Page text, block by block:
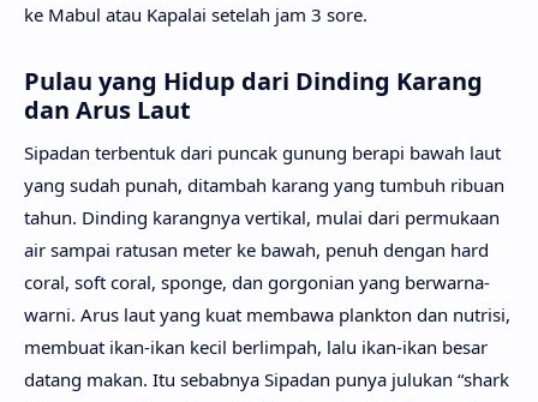
ke Mabul atau Kapalai setelah jam 3 sore.
Pulau yang Hidup dari Dinding Karang
dan Arus Laut
Sipadan terbentuk dari puncak gunung berapi bawah laut
yang sudah punah, ditambah karang yang tumbuh ribuan
tahun. Dinding karangnya vertikal, mulai dari permukaan
air sampai ratusan meter ke bawah, penuh dengan hard
coral, soft coral, sponge, dan gorgonian yang berwarna-
warni. Arus laut yang kuat membawa plankton dan nutrisi,
membuat ikan-ikan kecil berlimpah, lalu ikan-ikan besar
datang makan. Itu sebabnya Sipadan punya julukan “shark